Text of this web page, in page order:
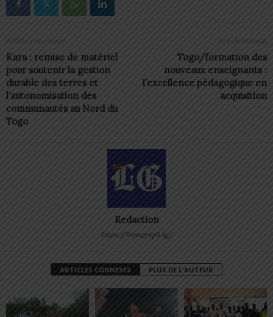
Article précédent
Kara : remise de matériel
pour soutenir la gestion
durable des terres et
l’autonomisation des
communautés au Nord du
Togo
Article suivant
Togo/formation des
nouveaux enseignants :
l’excellence pédagogique en
acquisition
Redaction
https://lomegraph.tg/
ARTICLES CONNEXES PLUS DE L'AUTEUR